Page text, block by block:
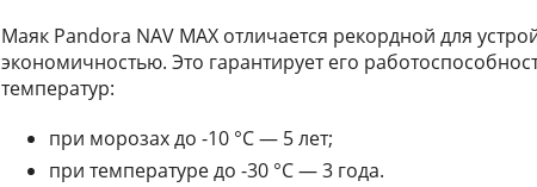
Маяк Pandora NAV MAX отличается рекордной для
экономичностью. Это гарантирует его
температур:
при морозах до -10 °С — 5 лет;
при температуре до -30 °С — 3 года.